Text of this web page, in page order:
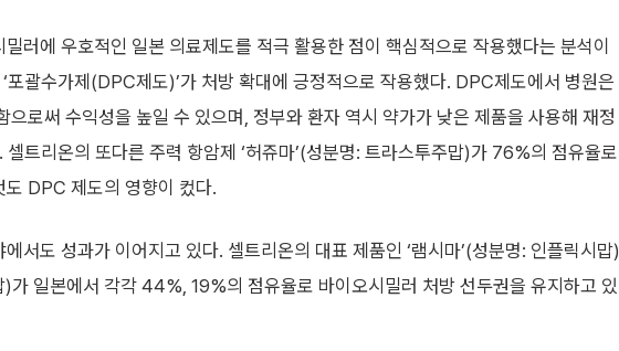
러에 우호적인 일본 의료제도를 적극 활용한 점이 핵심적으로 작용했다는 분석이
포괄수가제(DPC제도)’가 처방 확대에 긍정적으로 작용했다. DPC제도에서 병원은
으로써 수익성을 높일 수 있으며, 정부와 환자 역시 약가가 낮은 제품을 사용해 재정
트리온의 또다른 주력 항암제 ‘허쥬마’(성분명: 트라스투주맙)가 76%의 점유율로
도 DPC 제도의 영향이 컸다.
서도 성과가 이어지고 있다. 셀트리온의 대표 제품인 ‘램시마’(성분명: 인플릭시맙)
)가 일본에서 각각 44%, 19%의 점유율로 바이오시밀러 처방 선두권을 유지하고 있